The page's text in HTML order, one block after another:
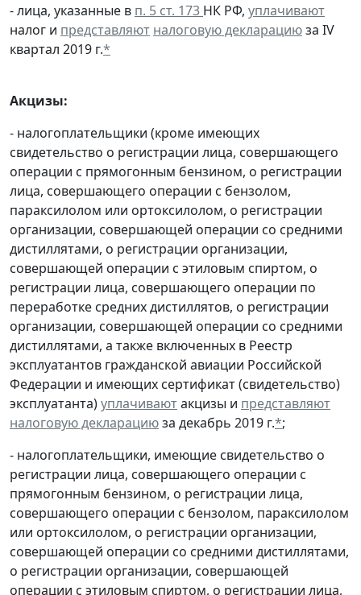
- лица, указанные в п. 5 ст. 173 НК РФ, уплачивают
налог и представляют налоговую декларациюза IV
квартал 2019 г.*
Акцизы:
- налогоплательщики (кроме имеющих
свидетельство о регистрации лица, совершающего
операции с прямогонным бензином, о регистрации
лица, совершающего операции с бензолом,
параксилолом или ортоксилолом, о регистрации
организации, совершающей операции со средними
дистиллятами, о регистрации организации,
совершающей операции с этиловым спиртом, о
регистрации лица, совершающего операции по
переработке средних дистиллятов, о регистрации
организации, совершающей операции со средними
дистиллятами, а также включенных в Реестр
эксплуатантов гражданской авиации Российской
Федерации и имеющих сертификат (свидетельство)
эксплуатанта)уплачиваютакцизы и представляют
налоговую декларациюза декабрь 2019 г.*;
- налогоплательщики, имеющие свидетельство о
регистрации лица, совершающего операции с
прямогонным бензином, о регистрации лица,
совершающего операции с бензолом, параксилолом
или ортоксилолом, о регистрации организации,
совершающей операции со средними дистиллятами,
о регистрации организации, совершающей
операции с этиловым спиртом, о регистрации лица,